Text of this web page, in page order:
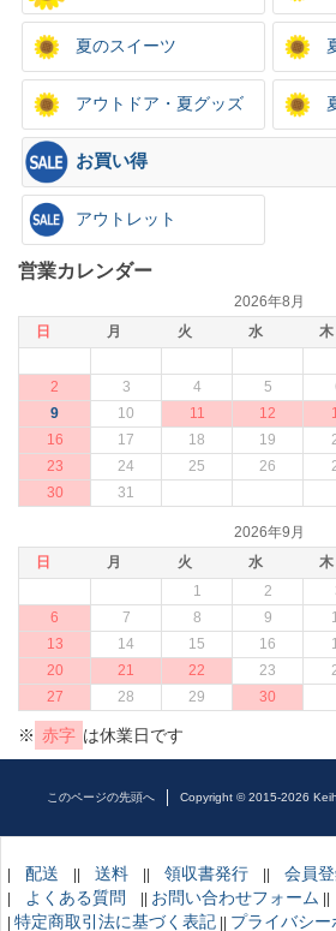
夏のスイーツ
アウトドア・夏グッズ
お買い得
アウトレット
営業カレンダー
2026年8月
日
月 火 水 木
2
3 4 5
9
10 11 12
16
17 18 19
23
24 25 26
30
31
2026年9月
日
月 火 水 木
1
2
6
7 8 9
13
14 15 16
20
21 22 23
27
28 29 30
※ 赤字 は休業日です
このページの先頭へ Copyright © 2015-2026
配送 送料 領収書発行 会員
よくある質問 お問い合わせフォーム
特定商取引法に基づく表記 プライバシー